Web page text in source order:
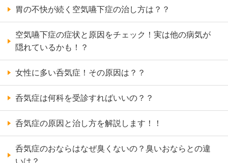
胃の不快が続く空気嚥下症の治し方は？？
空気嚥下症の症状と原因をチェック！実は他の病気が
隠れているかも！？
女性に多い呑気症！その原因は？？
呑気症は何科を受診すればいいの？？
呑気症の原因と治し方を解説します！！
呑気症のおならはなぜ臭くないの？臭いおならとの違